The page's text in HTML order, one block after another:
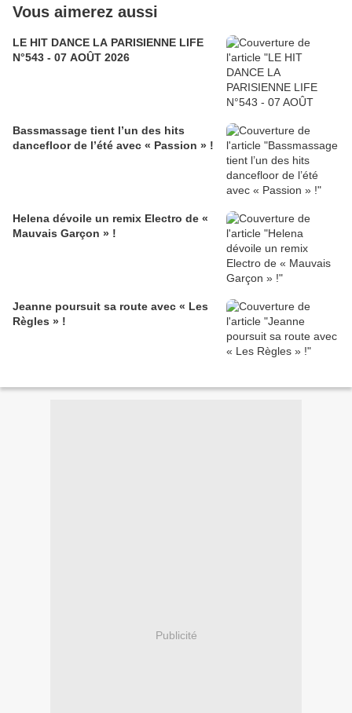
Vous aimerez aussi
LE HIT DANCE LA PARISIENNE LIFE
N°543 - 07 AOÛT 2026
Bassmassage tient l’un des hits
dancefloor de l’été avec « Passion » !
Helena dévoile un remix Electro de «
Mauvais Garçon » !
Jeanne poursuit sa route avec « Les
Règles » !
Publicité